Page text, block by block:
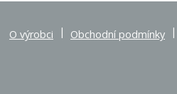
O výrobci | Obchodní podmínky |